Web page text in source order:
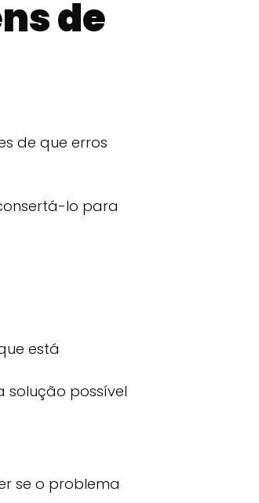
de
de que erros
lo para
está
solução possível
se o problema